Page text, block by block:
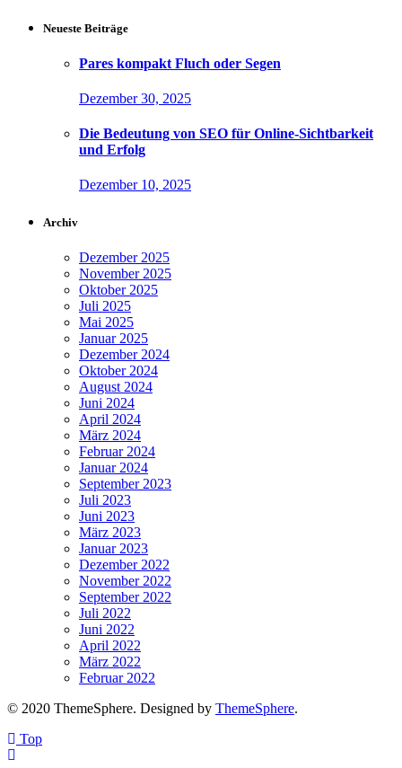
Neueste Beiträge
Pares kompakt Fluch oder Segen
Dezember 30, 2025
Die Bedeutung von SEO für Online-Sichtbarkeit
und Erfolg
Dezember 10, 2025
Archiv
Dezember 2025
November 2025
Oktober 2025
Juli 2025
Mai 2025
Januar 2025
Dezember 2024
Oktober 2024
August 2024
Juni 2024
April 2024
März 2024
Februar 2024
Januar 2024
September 2023
Juli 2023
Juni 2023
März 2023
Januar 2023
Dezember 2022
November 2022
September 2022
Juli 2022
Juni 2022
April 2022
März 2022
Februar 2022
© 2020 ThemeSphere. Designed by ThemeSphere.
Top